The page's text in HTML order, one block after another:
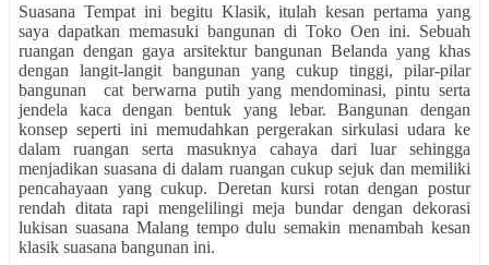
Suasana Tempat ini begitu Klasik, itulah kesan pertama yang
saya dapatkan memasuki bangunan di Toko Oen ini. Sebuah
ruangan dengan gaya arsitektur bangunan Belanda yang khas
dengan langit-langit bangunan yang cukup tinggi, pilar-pilar
bangunan cat berwarna putih yang mendominasi, pintu serta
jendela kaca dengan bentuk yang lebar. Bangunan dengan
konsep seperti ini memudahkan pergerakan sirkulasi udara ke
dalam ruangan serta masuknya cahaya dari luar sehingga
menjadikan suasana di dalam ruangan cukup sejuk dan memiliki
pencahayaan yang cukup. Deretan kursi rotan dengan postur
rendah ditata rapi mengelilingi meja bundar dengan dekorasi
lukisan suasana Malang tempo dulu semakin menambah kesan
klasik suasana bangunan ini.